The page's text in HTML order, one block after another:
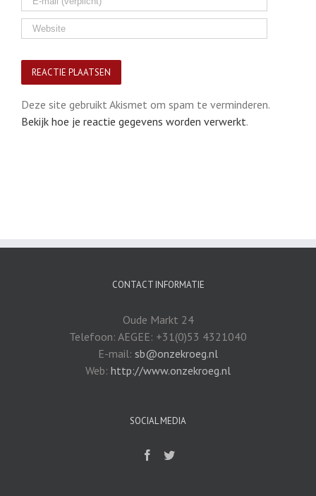
Deze site gebruikt Akismet om spam te verminderen.
Bekijk hoe je reactie gegevens worden verwerkt.
CONTACT INFORMATIE
Oude Markt 24
Telefoon: AEGEE: +31(0)53 4321040
E-mail: sb@onzekroeg.nl
Web: http://www.onzekroeg.nl
SOCIAL MEDIA